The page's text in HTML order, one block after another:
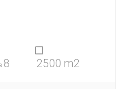
8 2500 m2